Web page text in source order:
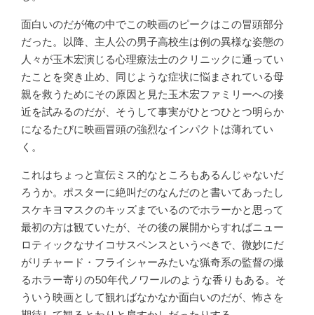
面白いのだが俺の中でこの映画のピークはこの冒頭部分
だった。以降、主人公の男子高校生は例の異様な姿態の
人々が玉木宏演じる心理療法士のクリニックに通ってい
たことを突き止め、同じような症状に悩まされている母
親を救うためにその原因と見た玉木宏ファミリーへの接
近を試みるのだが、そうして事実がひとつひとつ明らか
になるたびに映画冒頭の強烈なインパクトは薄れてい
く。
これはちょっと宣伝ミス的なところもあるんじゃないだ
ろうか。ポスターに絶叫だのなんだのと書いてあったし
スケキヨマスクのキッズまでいるのでホラーかと思って
最初の方は観ていたが、その後の展開からすればニュー
ロティックなサイコサスペンスというべきで、微妙にだ
がリチャード・フライシャーみたいな猟奇系の監督の撮
るホラー寄りの50年代ノワールのような香りもある。そ
ういう映画として観ればなかなか面白いのだが、怖さを